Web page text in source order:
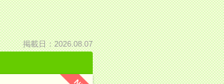
掲載日：2026.08.07